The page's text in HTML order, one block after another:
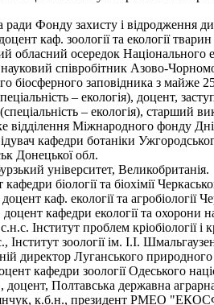
ради Фонду захисту і відродження
каф. зоології та екології
обласний осередок Національного
співробітник Азово-
біосферного заповідника з майже
– екологія), доцент,
– екологія), старший
відділення Міжнародного фонду
кафедри ботаніки
Донецької обл.
університет, Великобританія.
біології та біохімії
каф. екології та агробіології
кафедри екології та охорони
Інститут проблем кріобіології
зоології ім. І.І.
директор Луганського природного
кафедри зоології Одеського
Полтавська державна
к.б.н., президент РМЕО